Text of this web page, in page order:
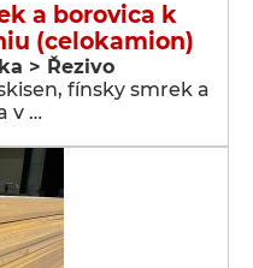
a borovica k
(celokamion)
> Řezivo
fínsky smrek a
v …